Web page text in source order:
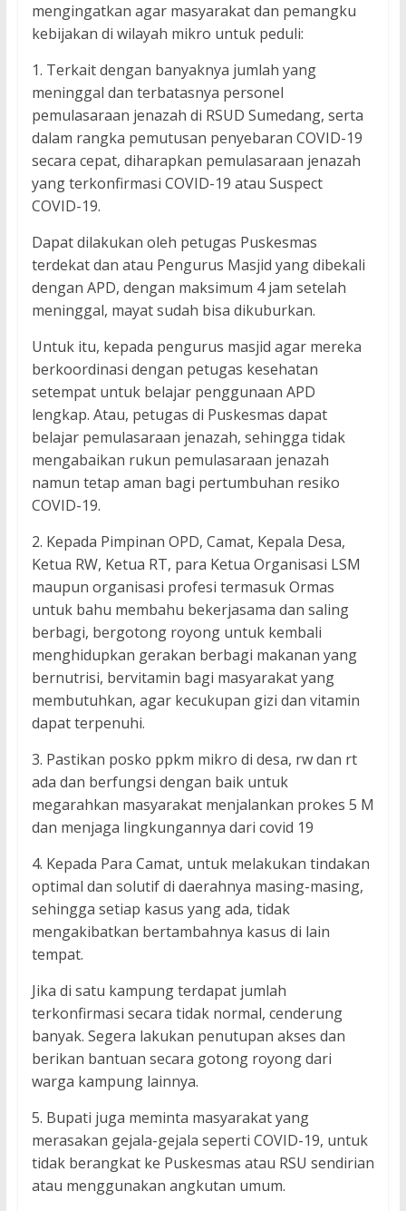
mengingatkan agar masyarakat dan pemangku
kebijakan di wilayah mikro untuk peduli:
1. Terkait dengan banyaknya jumlah yang
meninggal dan terbatasnya personel
pemulasaraan jenazah di RSUD Sumedang, serta
dalam rangka pemutusan penyebaran COVID-19
secara cepat, diharapkan pemulasaraan jenazah
yang terkonfirmasi COVID-19 atau Suspect
COVID-19.
Dapat dilakukan oleh petugas Puskesmas
terdekat dan atau Pengurus Masjid yang dibekali
dengan APD, dengan maksimum 4 jam setelah
meninggal, mayat sudah bisa dikuburkan.
Untuk itu, kepada pengurus masjid agar mereka
berkoordinasi dengan petugas kesehatan
setempat untuk belajar penggunaan APD
lengkap. Atau, petugas di Puskesmas dapat
belajar pemulasaraan jenazah, sehingga tidak
mengabaikan rukun pemulasaraan jenazah
namun tetap aman bagi pertumbuhan resiko
COVID-19.
2. Kepada Pimpinan OPD, Camat, Kepala Desa,
Ketua RW, Ketua RT, para Ketua Organisasi LSM
maupun organisasi profesi termasuk Ormas
untuk bahu membahu bekerjasama dan saling
berbagi, bergotong royong untuk kembali
menghidupkan gerakan berbagi makanan yang
bernutrisi, bervitamin bagi masyarakat yang
membutuhkan, agar kecukupan gizi dan vitamin
dapat terpenuhi.
3. Pastikan posko ppkm mikro di desa, rw dan rt
ada dan berfungsi dengan baik untuk
megarahkan masyarakat menjalankan prokes 5 M
dan menjaga lingkungannya dari covid 19
4. Kepada Para Camat, untuk melakukan tindakan
optimal dan solutif di daerahnya masing-masing,
sehingga setiap kasus yang ada, tidak
mengakibatkan bertambahnya kasus di lain
tempat.
Jika di satu kampung terdapat jumlah
terkonfirmasi secara tidak normal, cenderung
banyak. Segera lakukan penutupan akses dan
berikan bantuan secara gotong royong dari
warga kampung lainnya.
5. Bupati juga meminta masyarakat yang
merasakan gejala-gejala seperti COVID-19, untuk
tidak berangkat ke Puskesmas atau RSU sendirian
atau menggunakan angkutan umum.